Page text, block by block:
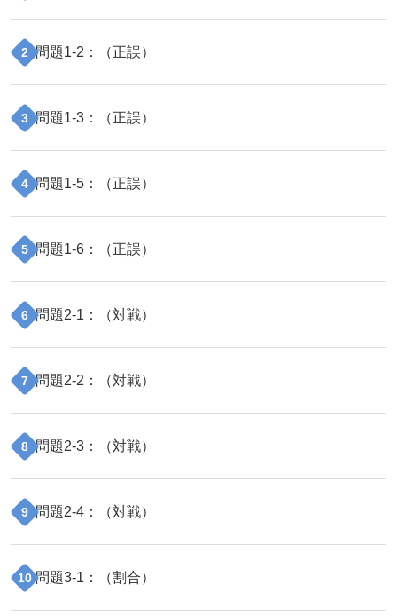
2 問題1-2 ：（正誤）
3 問題1-3 ：（正誤）
4 問題1-5 ：（正誤）
5 問題1-6 ：（正誤）
6 問題2-1 ：（対戦）
7 問題2-2 ：（対戦）
8 問題2-3 ：（対戦）
9 問題2-4 ：（対戦）
10 問題3-1 ：（割合）